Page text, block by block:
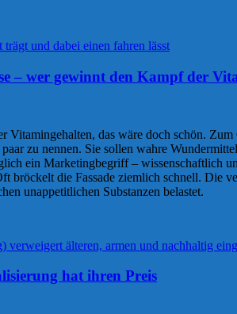
– wer gewinnt den Kampf der
Vitamingehalten, das wäre doch schön.
zu nennen. Sie sollen wahre
ein Marketingbegriff – wissenschaftlich
bröckelt die Fassade ziemlich schnell.
unappetitlichen Substanzen belastet.
hat ihren Preis